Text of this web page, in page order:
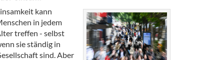
kann
in jedem
treffen - selbst
sie ständig in
sind. Aber